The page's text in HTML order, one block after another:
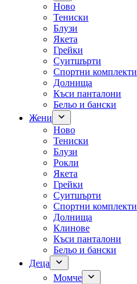
Ново
Тениски
Блузи
Якета
Грейки
Суитшърти
Спортни комплекти
Долнища
Къси панталони
Бельо и бански
Жени
Ново
Тениски
Блузи
Рокли
Якета
Грейки
Суитшърти
Спортни комплекти
Долнища
Клинове
Къси панталони
Бельо и бански
Деца
Момче